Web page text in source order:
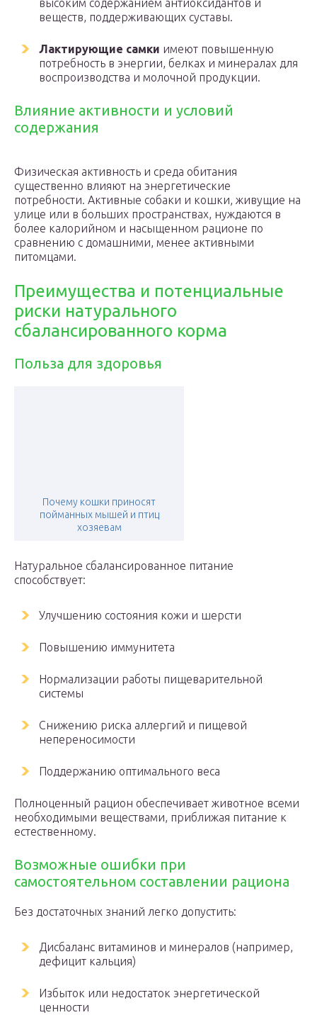
высоким содержанием антиоксидантов и
веществ, поддерживающих суставы.
Лактирующие самки имеют повышенную
потребность в энергии, белках и минералах для
воспроизводства и молочной продукции.
Влияние активности и условий
содержания
Физическая активность и среда обитания
существенно влияют на энергетические
потребности. Активные собаки и кошки, живущие на
улице или в больших пространствах, нуждаются в
более калорийном и насыщенном рационе по
сравнению с домашними, менее активными
питомцами.
Преимущества и потенциальные
риски натурального
сбалансированного корма
Польза для здоровья
Почему кошки приносят
пойманных мышей и птиц
хозяевам
Натуральное сбалансированное питание
способствует:
Улучшению состояния кожи и шерсти
Повышению иммунитета
Нормализации работы пищеварительной
системы
Снижению риска аллергий и пищевой
непереносимости
Поддержанию оптимального веса
Полноценный рацион обеспечивает животное всеми
необходимыми веществами, приближая питание к
естественному.
Возможные ошибки при
самостоятельном составлении рациона
Без достаточных знаний легко допустить:
Дисбаланс витаминов и минералов (например,
дефицит кальция)
Избыток или недостаток энергетической
ценности